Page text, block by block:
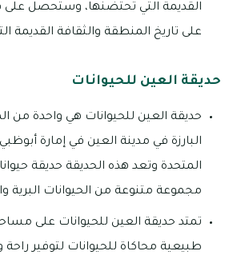
القديمة التي تحتضنها، وستحصل على
على تاريخ المنطقة والثقافة القديمة
حديقة العين للحيوانات
حديقة العين للحيوانات هي واحدة من
البارزة في مدينة العين في إمارة
المتحدة وتعد هذه الحديقة حديقة
مجموعة متنوعة من الحيوانات البرية
تمتد حديقة العين للحيوانات على
طبيعية محاكاة للحيوانات لتوفير راحة